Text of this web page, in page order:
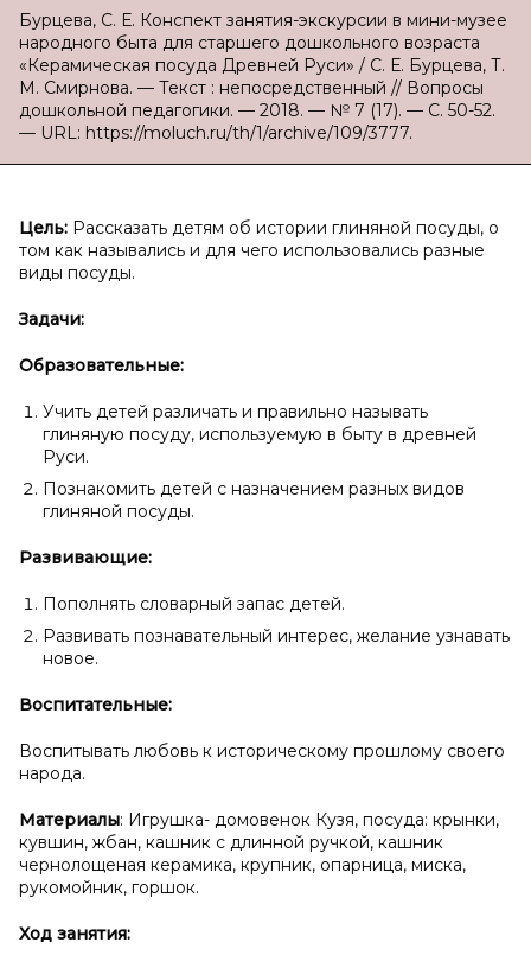
Бурцева, С. Е. Конспект занятия-экскурсии в мини-музее
народного быта для старшего дошкольного возраста
«Керамическая посуда Древней Руси» / С. Е. Бурцева, Т.
М. Смирнова. — Текст : непосредственный // Вопросы
дошкольной педагогики. — 2018. — № 7 (17). — С. 50-52.
— URL: https://moluch.ru/th/1/archive/109/3777.
Цель: Рассказать детям об истории глиняной посуды, о
том как назывались и для чего использовались разные
виды посуды.
Задачи:
Образовательные:
Учить детей различать и правильно называть
глиняную посуду, используемую в быту в древней
Руси.
Познакомить детей с назначением разных видов
глиняной посуды.
Развивающие:
Пополнять словарный запас детей.
Развивать познавательный интерес, желание узнавать
новое.
Воспитательные:
Воспитывать любовь к историческому прошлому своего
народа.
Материалы: Игрушка- домовенок Кузя, посуда: крынки,
кувшин, жбан, кашник с длинной ручкой, кашник
чернолощеная керамика, крупник, опарница, миска,
рукомойник, горшок.
Ход занятия: